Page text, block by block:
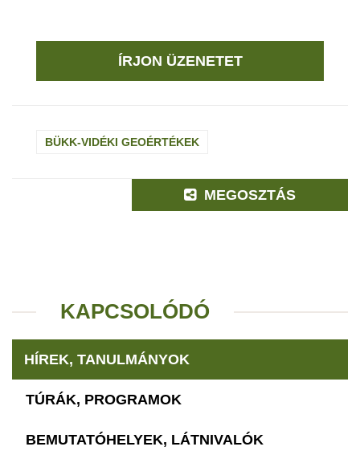
ÍRJON ÜZENETET
BÜKK-VIDÉKI GEOÉRTÉKEK
MEGOSZTÁS
KAPCSOLÓDÓ
HÍREK, TANULMÁNYOK
TÚRÁK, PROGRAMOK
BEMUTATÓHELYEK, LÁTNIVALÓK